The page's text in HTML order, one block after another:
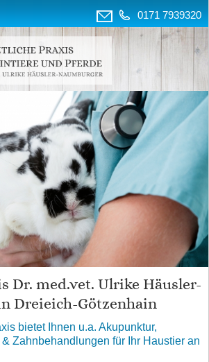
0171 7939320
Dr. med.vet. Ulrike Häusler-
Dreieich-Götzenhain
bietet Ihnen u.a. Akupunktur,
Zahnbehandlungen für Ihr Haustier an